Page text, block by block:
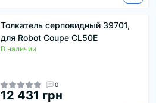
Толкатель серповидный 39701,
для Robot Coupe СL50E
В наличии
0
12 431 грн